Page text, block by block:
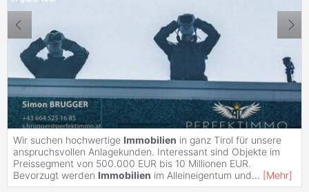
Wir suchen hochwertige Immobilien in ganz Tirol für unsere
anspruchsvollen Anlagekunden. Interessant sind Objekte im
Preissegment von 500.000 EUR bis 10 Millionen EUR.
Bevorzugt werden Immobilien im Alleineigentum und... [Mehr]